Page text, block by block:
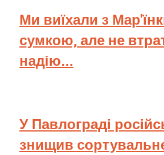
Ми виїхали з
сумкою, але не
надію...
У Павлограді
знищив